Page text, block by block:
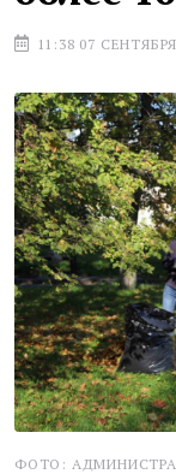
11:38 07
ФОТО: